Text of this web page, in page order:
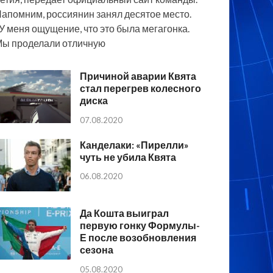
россиянин занял десятое место.
меня ощущение, что это была мегагонка.
проделали отличную
Причиной аварии Квята
стал перегрев колесного
диска
07.08.2020
Канделаки: «Пирелли»
чуть не убила Квята
06.08.2020
Да Кошта выиграл
первую гонку Формулы-
Е после возобновления
сезона
05.08.2020